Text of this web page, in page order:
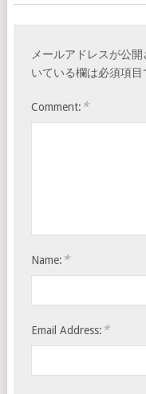
メールアドレスが公
いている欄は必須項目
Comment: *
Name: *
Email Address: *